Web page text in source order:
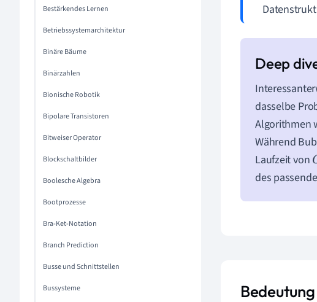
Bestärkendes Lernen
Betriebssystemarchitektur
Binäre Bäume
Binärzahlen
Bionische Robotik
Bipolare Transistoren
Bitweiser Operator
Blockschaltbilder
Boolesche Algebra
Bootprozesse
Bra-Ket-Notation
Branch Prediction
Busse und Schnittstellen
Bussysteme
dasselbe
Algorithmen
Während
Laufzeit von
des